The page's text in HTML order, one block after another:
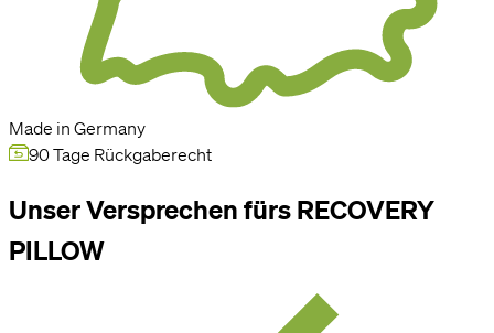
Made in Germany
90 Tage Rückgaberecht
Unser Versprechen fürs RECOVERY
PILLOW